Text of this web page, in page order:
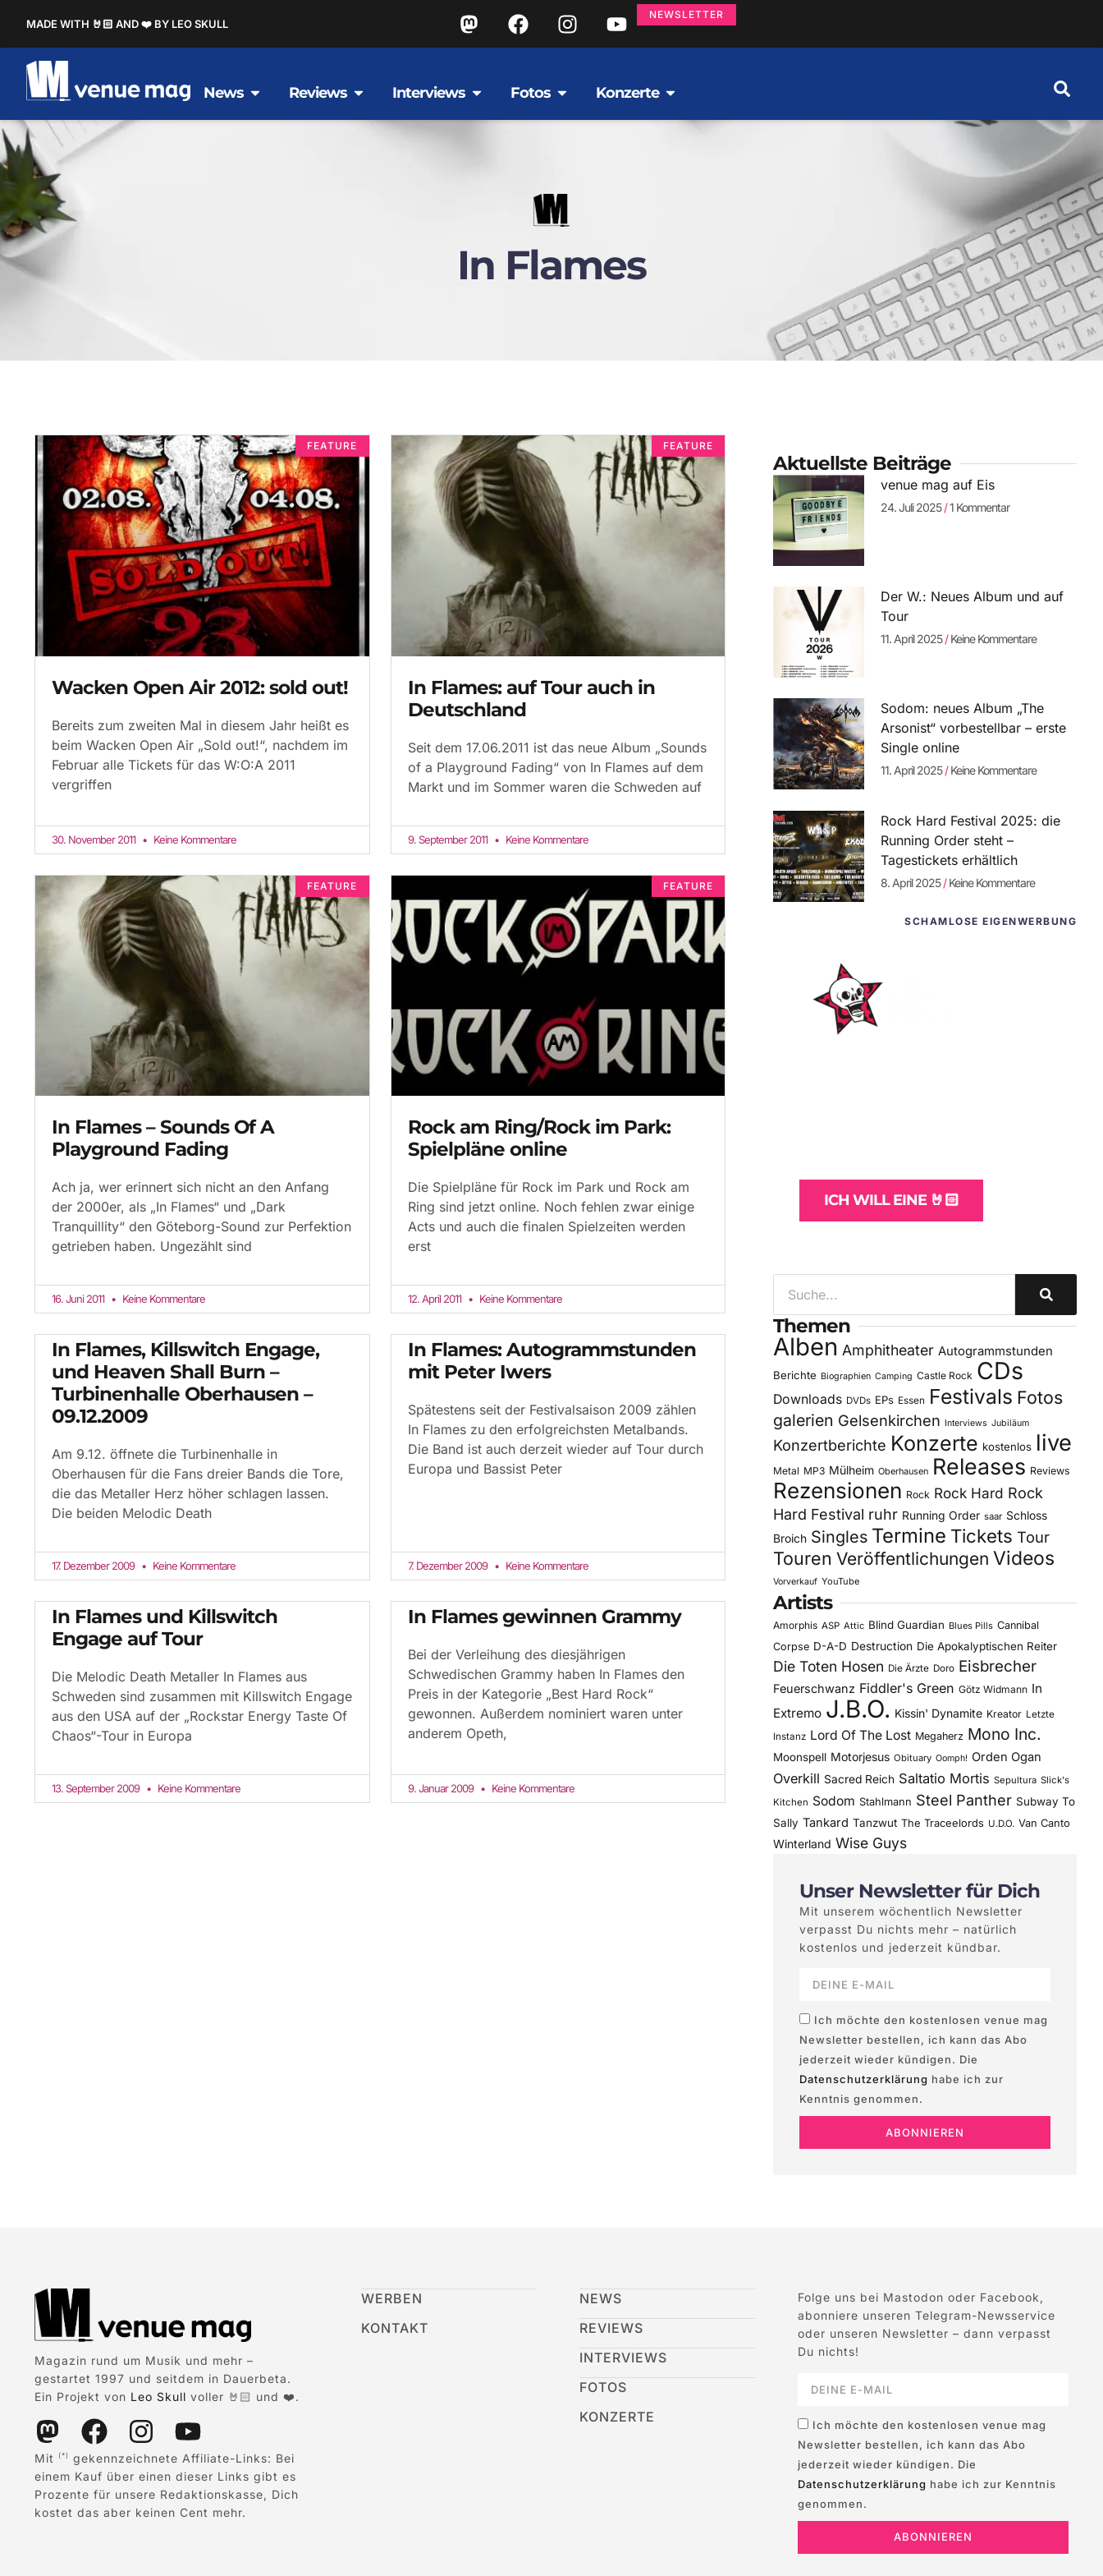
MADE WITH 🤘🏻 AND ❤️ BY LEO SKULL
NEWSLETTER
News Reviews Interviews Fotos Konzerte
In Flames
FEATURE
Wacken Open Air 2012: sold out!
Bereits zum zweiten Mal in diesem Jahr heißt es
beim Wacken Open Air „Sold out!“, nachdem im
Februar alle Tickets für das W:O:A 2011
vergriffen
30. November 2011 Keine Kommentare
FEATURE
In Flames: auf Tour auch in
Deutschland
Seit dem 17.06.2011 ist das neue Album „Sounds
of a Playground Fading“ von In Flames auf dem
Markt und im Sommer waren die Schweden auf
9. September 2011 Keine Kommentare
FEATURE
In Flames – Sounds Of A
Playground Fading
Ach ja, wer erinnert sich nicht an den Anfang
der 2000er, als „In Flames“ und „Dark
Tranquillity“ den Göteborg-Sound zur Perfektion
getrieben haben. Ungezählt sind
16. Juni 2011 Keine Kommentare
FEATURE
Rock am Ring/Rock im Park:
Spielpläne online
Die Spielpläne für Rock im Park und Rock am
Ring sind jetzt online. Noch fehlen zwar einige
Acts und auch die finalen Spielzeiten werden
erst
12. April 2011 Keine Kommentare
In Flames, Killswitch Engage,
und Heaven Shall Burn –
Turbinenhalle Oberhausen –
09.12.2009
Am 9.12. öffnete die Turbinenhalle in
Oberhausen für die Fans dreier Bands die Tore,
die das Metaller Herz höher schlagen lassen.
Die beiden Melodic Death
17. Dezember 2009 Keine Kommentare
In Flames: Autogrammstunden
mit Peter Iwers
Spätestens seit der Festivalsaison 2009 zählen
In Flames zu den erfolgreichsten Metalbands.
Die Band ist auch derzeit wieder auf Tour durch
Europa und Bassist Peter
7. Dezember 2009 Keine Kommentare
In Flames und Killswitch
Engage auf Tour
Die Melodic Death Metaller In Flames aus
Schweden sind zusammen mit Killswitch Engage
aus den USA auf der „Rockstar Energy Taste Of
Chaos“-Tour in Europa
13. September 2009 Keine Kommentare
In Flames gewinnen Grammy
Bei der Verleihung des diesjährigen
Schwedischen Grammy haben In Flames den
Preis in der Kategorie „Best Hard Rock“
gewonnen. Außerdem nominiert waren unter
anderem Opeth,
9. Januar 2009 Keine Kommentare
Aktuellste Beiträge
venue mag auf Eis
24. Juli 2025 1 Kommentar
Der W.: Neues Album und auf
Tour
11. April 2025 Keine Kommentare
Sodom: neues Album „The
Arsonist“ vorbestellbar – erste
Single online
11. April 2025 Keine Kommentare
Rock Hard Festival 2025: die
Running Order steht –
Tagestickets erhältlich
8. April 2025 Keine Kommentare
SCHAMLOSE EIGENWERBUNG
ICH WILL EINE 🤘🏻
Themen
Alben Amphitheater Autogrammstunden
Berichte Biographien Camping Castle Rock CDs
Downloads DVDs EPs Essen Festivals Fotos
galerien Gelsenkirchen Interviews Jubiläum
Konzertberichte Konzerte kostenlos live
Metal MP3 Mülheim Oberhausen Releases Reviews
Rezensionen Rock Rock Hard Rock
Hard Festival ruhr Running Order saar Schloss
Broich Singles Termine Tickets Tour
Touren Veröffentlichungen Videos
Vorverkauf YouTube
Artists
Amorphis ASP Attic Blind Guardian Blues Pills Cannibal
Corpse D-A-D Destruction Die Apokalyptischen Reiter
Die Toten Hosen Die Ärzte Doro Eisbrecher
Feuerschwanz Fiddler's Green Götz Widmann In
Extremo J.B.O. Kissin' Dynamite Kreator Letzte
Instanz Lord Of The Lost Megaherz Mono Inc.
Moonspell Motorjesus Obituary Oomph! Orden Ogan
Overkill Sacred Reich Saltatio Mortis Sepultura Slick's
Kitchen Sodom Stahlmann Steel Panther Subway To
Sally Tankard Tanzwut The Traceelords U.D.O. Van Canto
Winterland Wise Guys
Unser Newsletter für Dich
Mit unserem wöchentlich Newsletter
verpasst Du nichts mehr – natürlich
kostenlos und jederzeit kündbar.
Ich möchte den kostenlosen venue mag
Newsletter bestellen, ich kann das Abo
jederzeit wieder kündigen. Die
Datenschutzerklärung habe ich zur
Kenntnis genommen.
ABONNIEREN
Magazin rund um Musik und mehr –
gestartet 1997 und seitdem in Dauerbeta.
Ein Projekt von Leo Skull voller 🤘🏻 und ❤️.
Mit (*)
gekennzeichnete Affiliate-Links: Bei
einem Kauf über einen dieser Links gibt es
Prozente für unsere Redaktionskasse, Dich
kostet das aber keinen Cent mehr.
WERBEN
KONTAKT
NEWS
REVIEWS
INTERVIEWS
FOTOS
KONZERTE
Folge uns bei Mastodon oder Facebook,
abonniere unseren Telegram-Newsservice
oder unseren Newsletter – dann verpasst
Du nichts!
Ich möchte den kostenlosen venue mag
Newsletter bestellen, ich kann das Abo
jederzeit wieder kündigen. Die
Datenschutzerklärung habe ich zur Kenntnis
genommen.
ABONNIEREN